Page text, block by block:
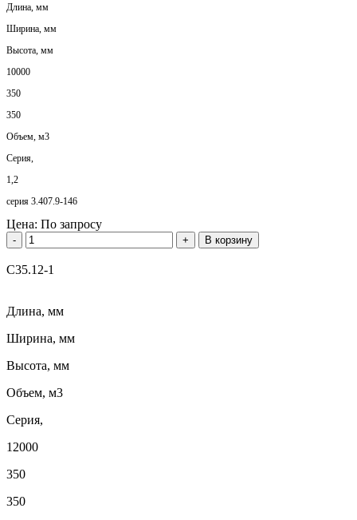
Длина, мм
Ширина, мм
Высота, мм
10000
350
350
Объем, м3
Серия,
1,2
серия 3.407.9-146
Цена: По запросу
- + В корзину
С35.12-1
Длина, мм
Ширина, мм
Высота, мм
Объем, м3
Серия,
12000
350
350